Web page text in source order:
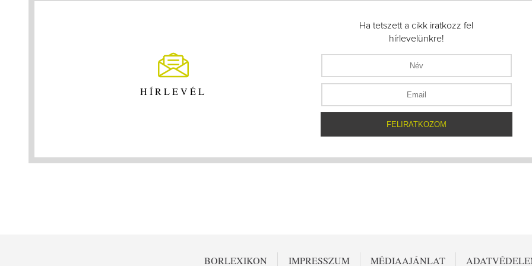
HÍRLEVÉL
Ha tetszett a cikk iratkozz fel
hírlevelünkre!
BORLEXIKON IMPRESSZUM MÉDIAAJÁNLAT